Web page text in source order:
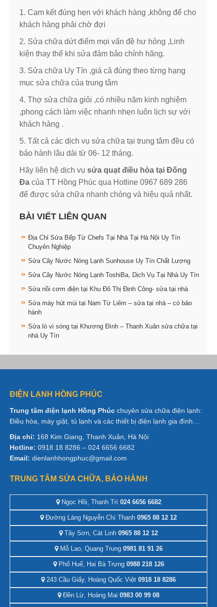
1. Cam kết đúng hẹn với khách hàng ,không để cho
khách hàng phải chờ đợi
2. Sửa chữa dứt điểm mọi vấn đề hư hỏng ,Linh
kiện thay thế khi sửa đảm bảo chính hãng.
3. Sửa chữa Uy Tín ,giá cả đúng theo từng hạng
mục sửa chữa của trung tâm
4. Thợ sửa chữa giỏi ,có nhiều năm kinh nghiệm
,phong cách làm việc nhanh nhẹn luôn lịch sự với
khách hàng .
5. Tất cả các dịch vụ sửa chữa tại trung tâm đều có
bảo hành lâu dài từ 06- 12 tháng.
Hãy liên hệ dịch vụ sửa quạt điều hòa tại Đống
Đa của TT Hồng Phúc qua Hotline 0967 689 286
để được sửa chữa nhanh chóng và hiệu quả nhất.
BÀI VIẾT LIÊN QUAN
Địa Chỉ Sửa Bếp Từ Chefs Tại Nhà Tại Hà Nội Uy Tín
Chuyên Nghiệp
Sửa Cây Nước Nóng Lạnh Sunhouse Uy Tín Chất Lượng
Sửa Cây Nước Nóng Lạnh ToshiBa, Dịch Vụ Tại Nhà Uy Tín
Sửa nồi cơm điện tại Khu Đô Thị Định Công- sửa tại nhà
Sửa máy hút mùi tại Nam Từ Liêm – sửa tại nhà – có bảo
hành
Sửa lò vi sóng tại Khương Đình – Thanh Xuân sửa chữa tại
nhà Uy Tín
ĐIỆN LẠNH HỒNG PHÚC
Trung tâm điện lạnh Hồng Phúc chuyên sửa chữa điện lạnh:
Điều hòa, máy giặt, tủ lạnh và các thiết bị điện lạnh gia đình…
Địa chỉ: 168 Kim Giang, Thanh Xuân, Hà Nội
Hotline: 0918 18 8286 – 024 6656 6682
Email: dienlanhhongphuc@gmail.com
TRUNG TÂM SỬA CHỮA, BẢO HÀNH
Ngọc Hồi, Thanh Trì 024 6656 6682
Đường Láng Nguyễn Chí Thanh 0965 88 12 12
Tây Sơn, Cát Linh 0965 88 12 12
Mỗ Lao, Quang Trung0981 81 91 26
Phố Huế, Hai Bà Trưng0988 218 126
243 Cầu Giấy, Hoàng Quốc Việt 0918 18 8286
Đền Lừ, Hoàng Mai 0983 00 99 08